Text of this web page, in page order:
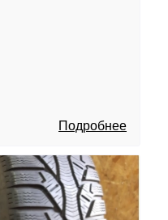
Подробнее